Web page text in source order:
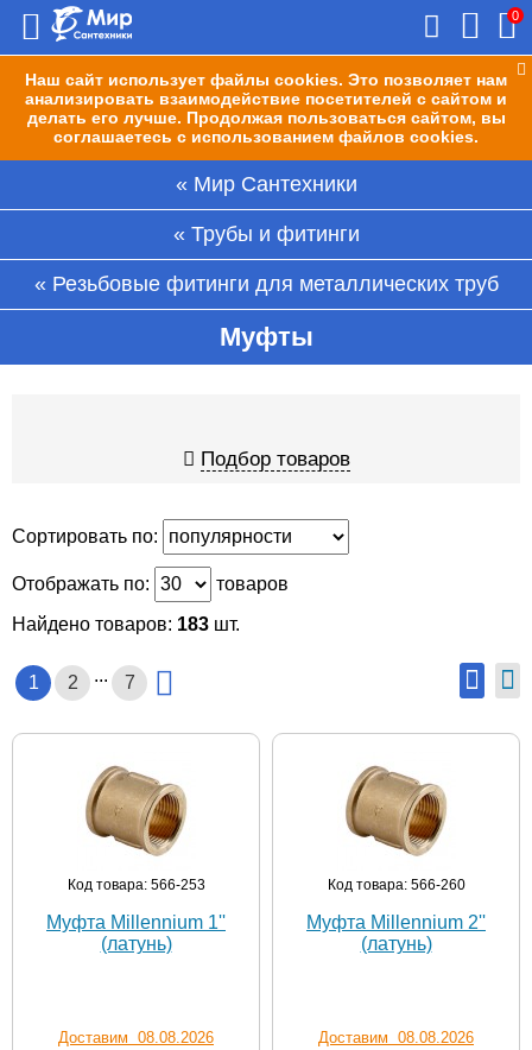
Наш сайт использует файлы cookies. Это позволяет нам
анализировать взаимодействие посетителей с сайтом и
делать его лучше. Продолжая пользоваться сайтом, вы
соглашаетесь с использованием файлов cookies.
0
Мир Сантехники
Трубы и фитинги
Резьбовые фитинги для металлических труб
Муфты
Подбор товаров
Сортировать по:
Отображать по:
товаров
Найдено товаров: 183 шт.
1 2 ... 7
Код товара: 566-253
Муфта Millennium 1''
(латунь)
Доставим 08.08.2026
Код товара: 566-260
Муфта Millennium 2''
(латунь)
Доставим 08.08.2026